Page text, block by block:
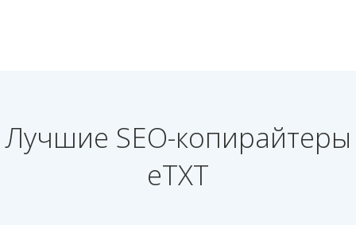
Лучшие SEO-копирайтеры
eTXT